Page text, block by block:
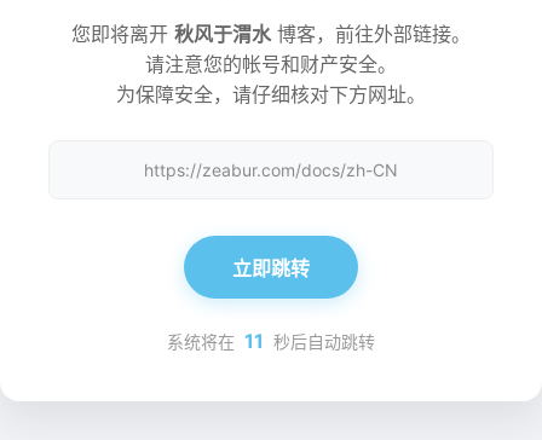
您即将离开 秋风于渭水博客，前往外部链接。
请注意您的帐号和财产安全。
为保障安全，请仔细核对下方网址。
https://zeabur.com/docs/zh-CN
立即跳转
系统将在 11 秒后自动跳转